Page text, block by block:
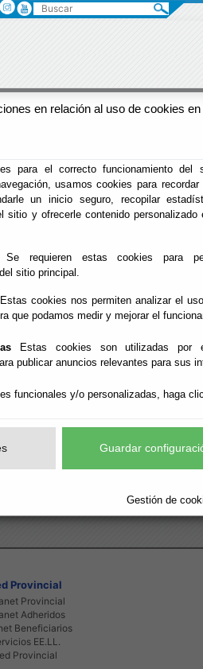
en relación al uso de cookies
para el correcto funcionamiento del
usamos cookies para
un inicio seguro, recopilar
sitio y ofrecerle contenido personalizado
Se requieren estas cookies para
sitio principal.
Estas cookies nos permiten analizar el
que podamos medir y mejorar el
Estas cookies son utilizadas por
publicar anuncios relevantes para sus
funcionales y/o personalizadas, haga
Guardar
Gestión de
Fomento
del Agua
del
hidrográficas.
Operadores de
saneamiento.
Provincial
Provincial
Adheridos
Beneficiarios
EE.LL.
Provincial
Buscar